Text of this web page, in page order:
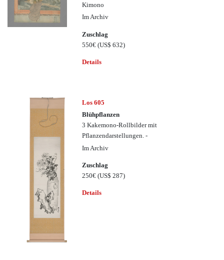
Kimono
Im Archiv
Zuschlag
550€(US$ 632)
Details
Los 605
Blühpflanzen
3 Kakemono-Rollbilder mit
Pflanzendarstellungen. -
Im Archiv
Zuschlag
250€(US$ 287)
Details